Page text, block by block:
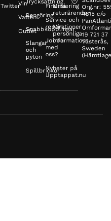
TwitterVin
Vatten
Outlet
Trycksättning
Rengöring
Snabbkopplingar
Slangar
och
pyton
Spillbrickor
Finansiering
Service och
reparationer
Jobba
med
oss?
Nyheter på
Upptappat.nu
Mina
returärenden
Min
personliga
information
Org.nr:
4815 c/o
19 721 37
Västerås,
Sweden